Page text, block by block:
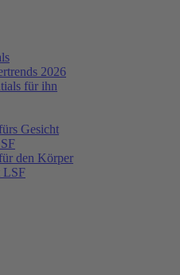
2026
für ihn
Gesicht
den Körper
LSF